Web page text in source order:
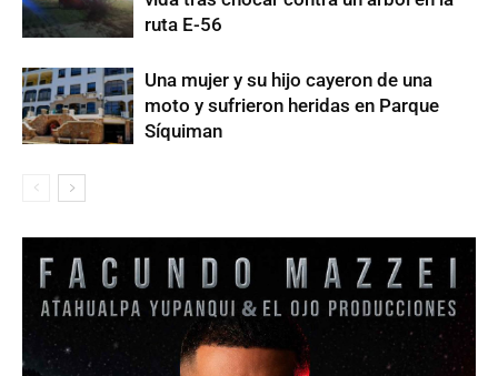
ruta E-56
Una mujer y su hijo cayeron de una
moto y sufrieron heridas en Parque
Síquiman